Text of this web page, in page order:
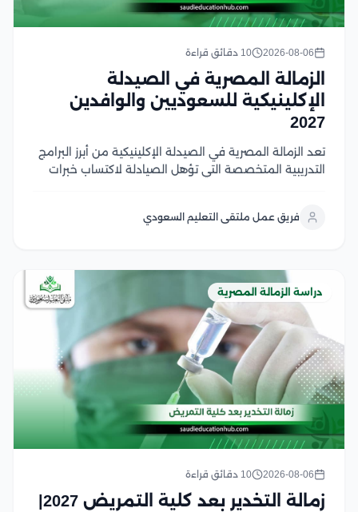
2026-08-06 10 دقائق قراءة
الزمالة المصرية في الصيدلة
الإكلينيكية للسعوديين والوافدين
2027
تعد الزمالة المصرية في الصيدلة الإكلينيكية من أبرز البرامج
التدريبية المتخصصة التي تؤهل الصيادلة لاكتساب خبرات
المقال سوف نتعرف على شروط القبول، ومعدلات...
فريق عمل ملتقى التعليم السعودي
دراسة الزمالة المصرية
2026-08-06 10 دقائق قراءة